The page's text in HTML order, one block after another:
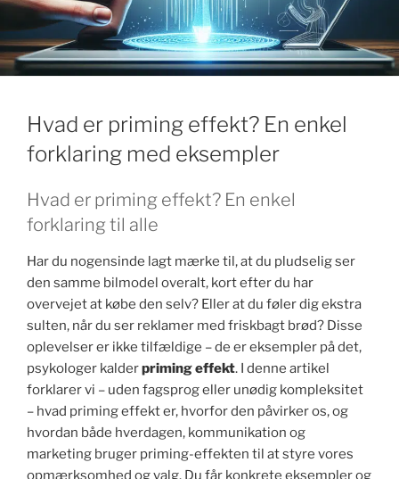
Hvad er priming effekt? En enkel
forklaring med eksempler
Hvad er priming effekt? En enkel
forklaring til alle
Har du nogensinde lagt mærke til, at du pludselig ser
den samme bilmodel overalt, kort efter du har
overvejet at købe den selv? Eller at du føler dig ekstra
sulten, når du ser reklamer med friskbagt brød? Disse
oplevelser er ikke tilfældige – de er eksempler på det,
psykologer kalderpriming effekt. I denne artikel
forklarer vi – uden fagsprog eller unødig kompleksitet
– hvad priming effekt er, hvorfor den påvirker os, og
hvordan både hverdagen, kommunikation og
marketing bruger priming-effekten til at styre vores
opmærksomhed og valg. Du får konkrete eksempler og